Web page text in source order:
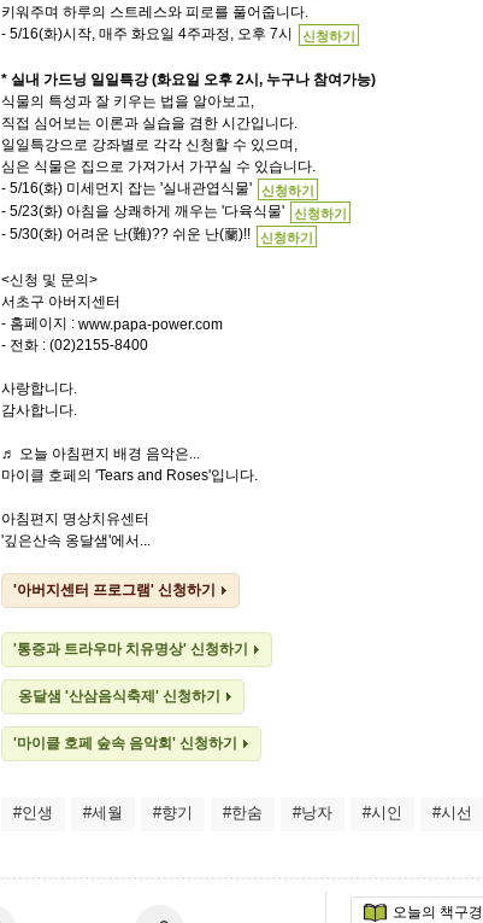
키워주며 하루의 스트레스와 피로를 풀어줍니다.
- 5/16(화)시작, 매주 화요일 4주과정, 오후 7시
신청하기
* 실내 가드닝 일일특강 (화요일 오후 2시, 누구나 참여가능)
식물의 특성과 잘 키우는 법을 알아보고,
직접 심어보는 이론과 실습을 겸한 시간입니다.
일일특강으로 강좌별로 각각 신청할 수 있으며,
심은 식물은 집으로 가져가서 가꾸실 수 있습니다.
- 5/16(화) 미세먼지 잡는 '실내관엽식물'
신청하기
- 5/23(화) 아침을 상쾌하게 깨우는 '다육식물' 신청하기
- 5/30(화) 어려운 난(難)?? 쉬운 난(蘭)!! 신청하기
<신청 및 문의>
서초구 아버지센터
- 홈페이지 : www.papa-power.com
- 전화 : (02)2155-8400
사랑합니다.
감사합니다.
♬ 오늘 아침편지 배경 음악은...
마이클 호페의 'Tears and Roses'입니다.
아침편지 명상치유센터
'깊은산속 옹달샘'에서...
'아버지센터 프로그램' 신청하기
'통증과 트라우마 치유명상' 신청하기
옹달샘 '산삼음식축제' 신청하기
'마이클 호페 숲속 음악회' 신청하기
#인생 #세월 #향기 #한숨 #낭자 #시인 #시선
오늘의 책구경